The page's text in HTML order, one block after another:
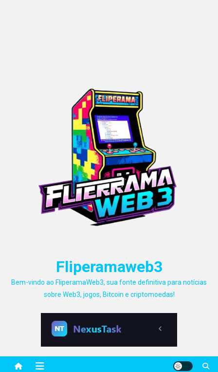
Fliperamaweb3
Bem-vindo ao FliperamaWeb3, sua fonte definitiva para notícias
sobre Web3, jogos, Bitcoin e criptomoedas!